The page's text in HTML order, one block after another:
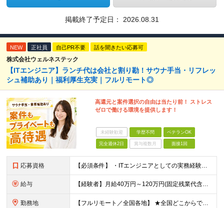
掲載終了予定日： 2026.08.31
NEW 正社員 自己PR不要 話を聞きたい応募可
株式会社ウェルネステック
【ITエンジニア】ランチ代は会社と割り勘！サウナ手当・リフレッ
シュ補助あり｜福利厚生充実｜フルリモート◎
高還元と案件選択の自由は当たり前！ ストレス
ゼロで働ける環境を提供します！
未経験歓迎 学歴不問 ベテランOK
完全週休2日 賞与複数月 面接1回
応募資格 【必須条件】 ・ITエンジニアとしての実務経験が1年以上ある方 ※開発・インフラ・運用保守など分野・フェーズは不問！ ※学歴不問 【歓迎条件】 ・基本設計、詳細設計などの経験がある方 ・AWS, G
給与 【経験者】月給40万円～120万円(固定残業代含む)+各種手当 ※月給には、みなし残業手当(月30時間／5万8,000円～15万7,000円)を含みます ※上記を超える時間外労働分は追加で支給します
勤務地 【フルリモート／全国各地】 ★全国どこからでも参画可能！フルリモート案件も多数！ ※プロジェクトは100%選択制。あなたの希望を最優先します。 ※フルリモート、ハイブリッド、常駐案件から自由に選択可能